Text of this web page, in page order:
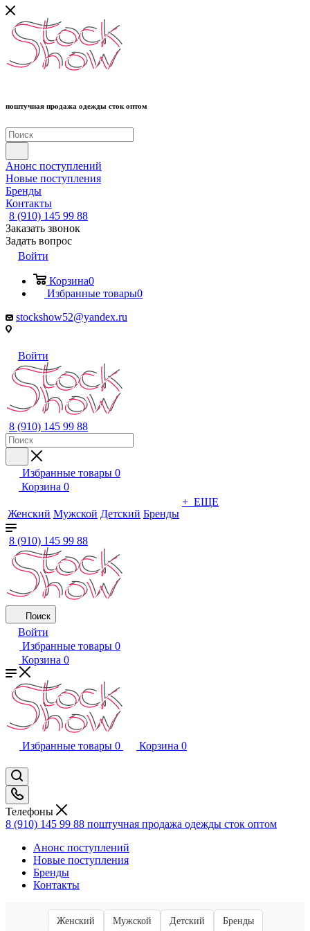
поштучная продажа одежды сток оптом
Анонс поступлений
Новые поступления
Бренды
Контакты
8 (910) 145 99 88
Заказать звонок
Задать вопрос
Войти
Корзина0
Избранные товары0
stockshow52@yandex.ru
Войти
8 (910) 145 99 88
Избранные товары 0
Корзина 0
Женский Мужской Детский Бренды
+ ЕЩЕ
8 (910) 145 99 88
Поиск
Войти
Избранные товары 0
Корзина 0
Избранные товары 0 Корзина 0
Телефоны
8 (910) 145 99 88 поштучная продажа одежды сток оптом
Анонс поступлений
Новые поступления
Бренды
Контакты
Женский Мужской Детский Бренды